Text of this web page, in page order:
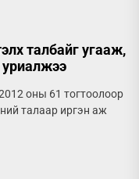
талбайг угааж,
оны 61 тогтоолоор
талаар иргэн аж